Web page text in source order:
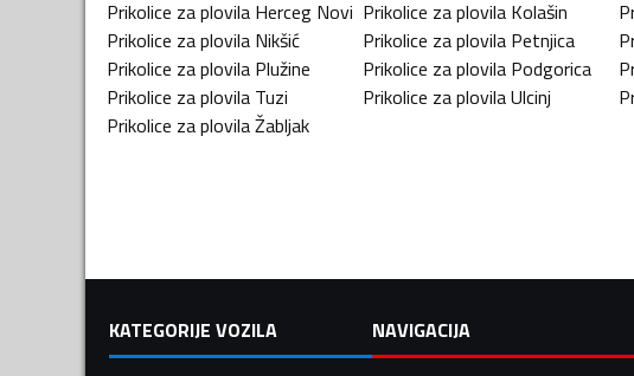
Prikolice za plovila Herceg Novi Prikolice za plovila Kolašin
Prikolice za plovila Nikšić Prikolice za plovila Petnjica
Prikolice za plovila Plužine Prikolice za plovila Podgorica
Prikolice za plovila Tuzi Prikolice za plovilaUlcinj
Prikolice za plovilaŽabljak
KATEGORIJE VOZILA
NAVIGACIJA